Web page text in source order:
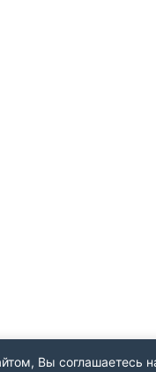
Вы соглашаетесь